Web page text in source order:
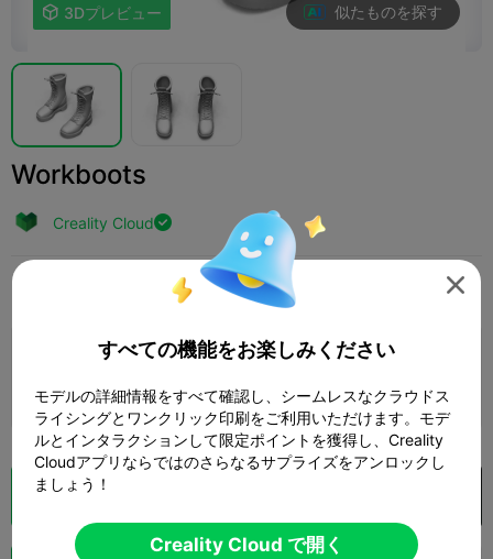
 3Dプレビュー 似たものを探す
Workboots
Creality Cloud
ファッション アパレル、靴と帽子 
 印刷設定を追加
さらにポイントを獲得
クラウドスライス

すべての機能をお楽しみください
モデルの詳細情報をすべて確認し、シームレスなクラウドス
ライシングとワンクリック印刷をご利用いただけます。モデ
ルとインタラクションして限定ポイントを獲得し、Creality
Cloudアプリならではのさらなるサプライズをアンロックし
ましょう！
Creality Cloud で開く